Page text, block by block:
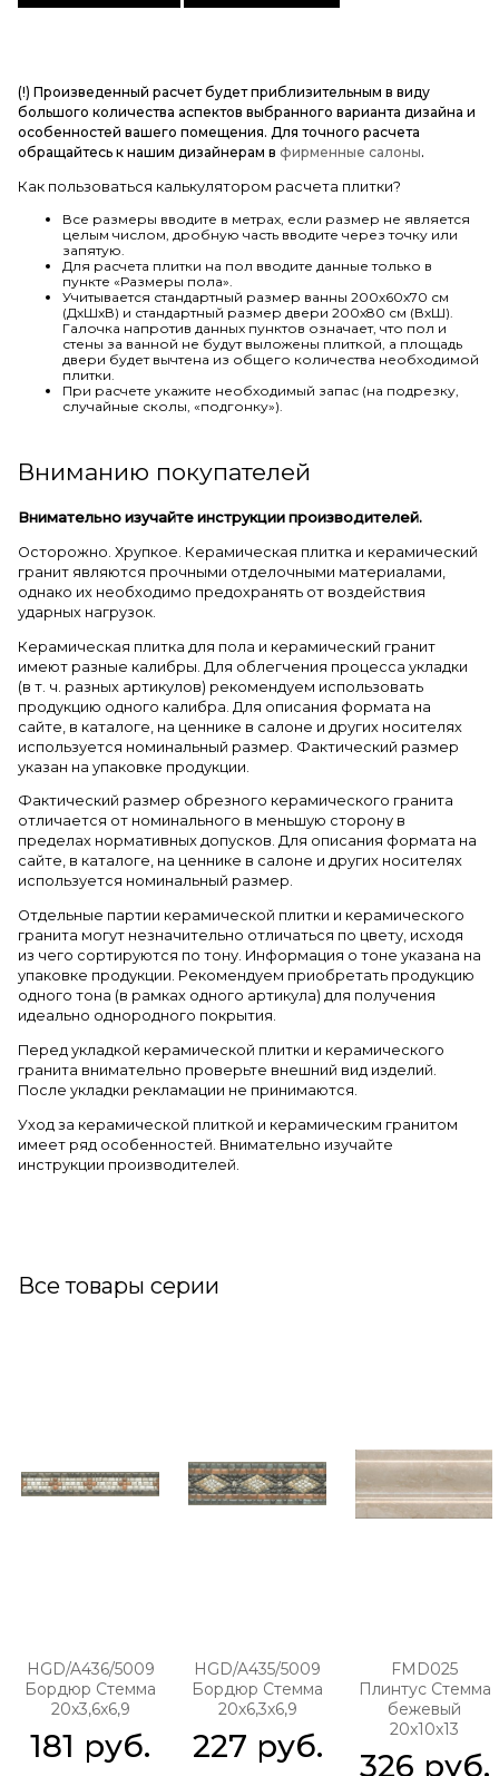
(!) Произведенный расчет будет приблизительным в виду
большого количества аспектов выбранного варианта дизайна и
особенностей вашего помещения. Для точного расчета
обращайтесь к нашим дизайнерам в фирменные салоны.
Как пользоваться калькулятором расчета плитки?
Все размеры вводите в метрах, если размер не является
целым числом, дробную часть вводите через точку или
запятую.
Для расчета плитки на пол вводите данные только в
пункте «Размеры пола».
Учитывается стандартный размер ванны 200х60х70 см
(ДхШхВ) и стандартный размер двери 200х80 см (ВхШ).
Галочка напротив данных пунктов означает, что пол и
стены за ванной не будут выложены плиткой, а площадь
двери будет вычтена из общего количества необходимой
плитки.
При расчете укажите необходимый запас (на подрезку,
случайные сколы, «подгонку»).
Вниманию покупателей
Внимательно изучайте инструкции производителей.
Осторожно. Хрупкое. Керамическая плитка и керамический
гранит являются прочными отделочными материалами,
однако их необходимо предохранять от воздействия
ударных нагрузок.
Керамическая плитка для пола и керамический гранит
имеют разные калибры. Для облегчения процесса укладки
(в т. ч. разных артикулов) рекомендуем использовать
продукцию одного калибра. Для описания формата на
сайте, в каталоге, на ценнике в салоне и других носителях
используется номинальный размер. Фактический размер
указан на упаковке продукции.
Фактический размер обрезного керамического гранита
отличается от номинального в меньшую сторону в
пределах нормативных допусков. Для описания формата на
сайте, в каталоге, на ценнике в салоне и других носителях
используется номинальный размер.
Отдельные партии керамической плитки и керамического
гранита могут незначительно отличаться по цвету, исходя
из чего сортируются по тону. Информация о тоне указана на
упаковке продукции. Рекомендуем приобретать продукцию
одного тона (в рамках одного артикула) для получения
идеально однородного покрытия.
Перед укладкой керамической плитки и керамического
гранита внимательно проверьте внешний вид изделий.
После укладки рекламации не принимаются.
Уход за керамической плиткой и керамическим гранитом
имеет ряд особенностей. Внимательно изучайте
инструкции производителей.
Все товары серии
HGD/A436/5009
Бордюр Стемма
20x3,6x6,9
181 руб.
HGD/A435/5009
Бордюр Стемма
20x6,3x6,9
227 руб.
FMD025
Плинтус Стемма
бежевый
20x10x13
326 руб.